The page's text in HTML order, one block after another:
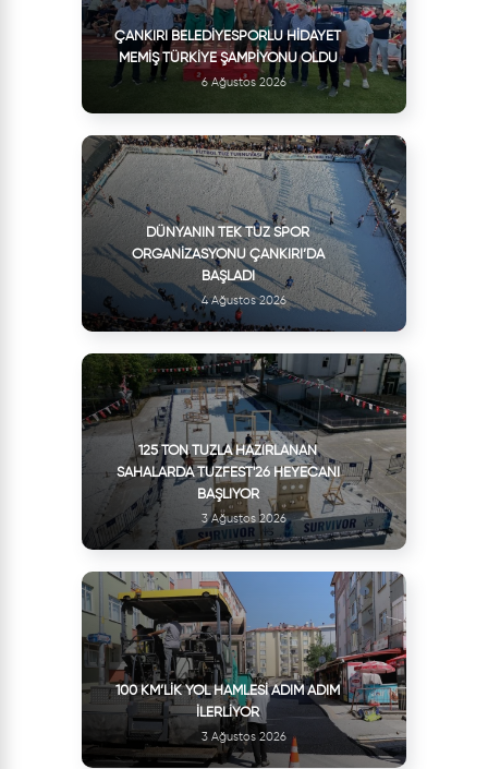
ÇANKIRI BELEDIYESPORLU HIDAYET
MEMIŞ TÜRKIYE ŞAMPIYONU OLDU
6 Ağustos 2026
DÜNYANIN TEK TUZ SPOR
ORGANIZASYONU ÇANKIRI’DA
BAŞLADI
4 Ağustos 2026
125 TON TUZLA HAZIRLANAN
SAHALARDA TUZFEST'26 HEYECANI
BAŞLIYOR
3 Ağustos 2026
100 KM’LIK YOL HAMLESI ADIM ADIM
İLERLIYOR
3 Ağustos 2026